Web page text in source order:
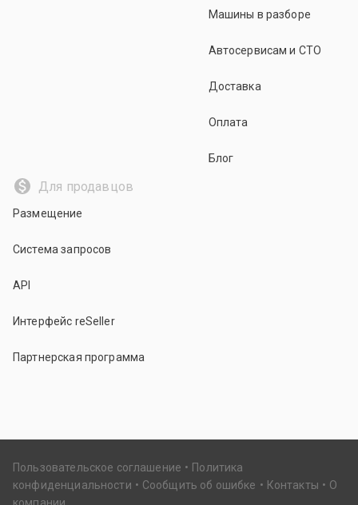
Машины в разборе
Автосервисам и СТО
Доставка
Оплата
Блог
Для продавцов
Размещение
Система запросов
API
Интерфейс reSeller
Партнерская программа
Пользовательское соглашение
Политика
конфиденциальности
Сообщить об ошибке Контакты
О